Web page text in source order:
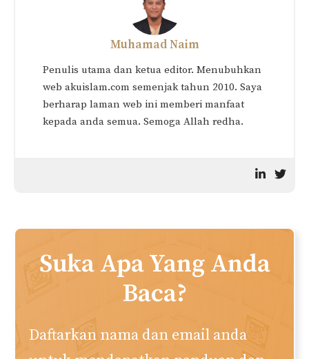
Perbuatan Makruh
Menjadikan Sesorang Itu
TAUBAT NASUHA
(Panduan Lengkap)
Lengkap)